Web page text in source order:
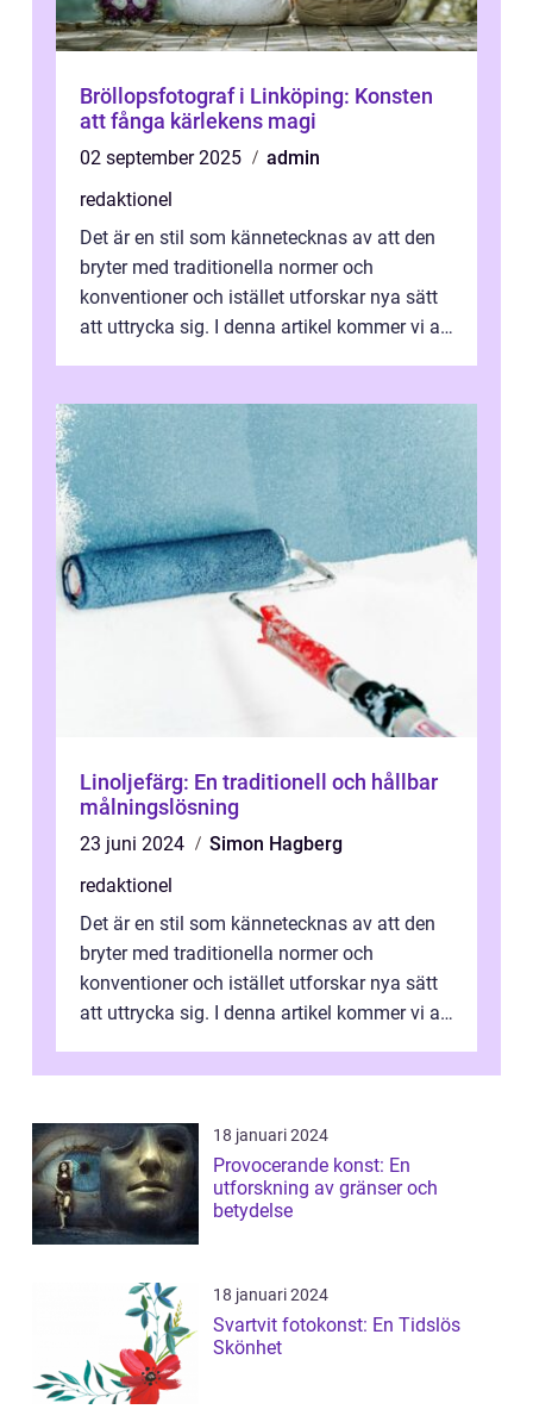
Bröllopsfotograf i Linköping: Konsten
att fånga kärlekens magi
02 september 2025
admin
redaktionel
Det är en stil som kännetecknas av att den
bryter med traditionella normer och
konventioner och istället utforskar nya sätt
att uttrycka sig. I denna artikel kommer vi att
Linoljefärg: En traditionell och hållbar
målningslösning
23 juni 2024
Simon Hagberg
redaktionel
Det är en stil som kännetecknas av att den
bryter med traditionella normer och
konventioner och istället utforskar nya sätt
att uttrycka sig. I denna artikel kommer vi att
18 januari 2024
Provocerande konst: En
utforskning av gränser och
betydelse
18 januari 2024
Svartvit fotokonst: En Tidslös
Skönhet